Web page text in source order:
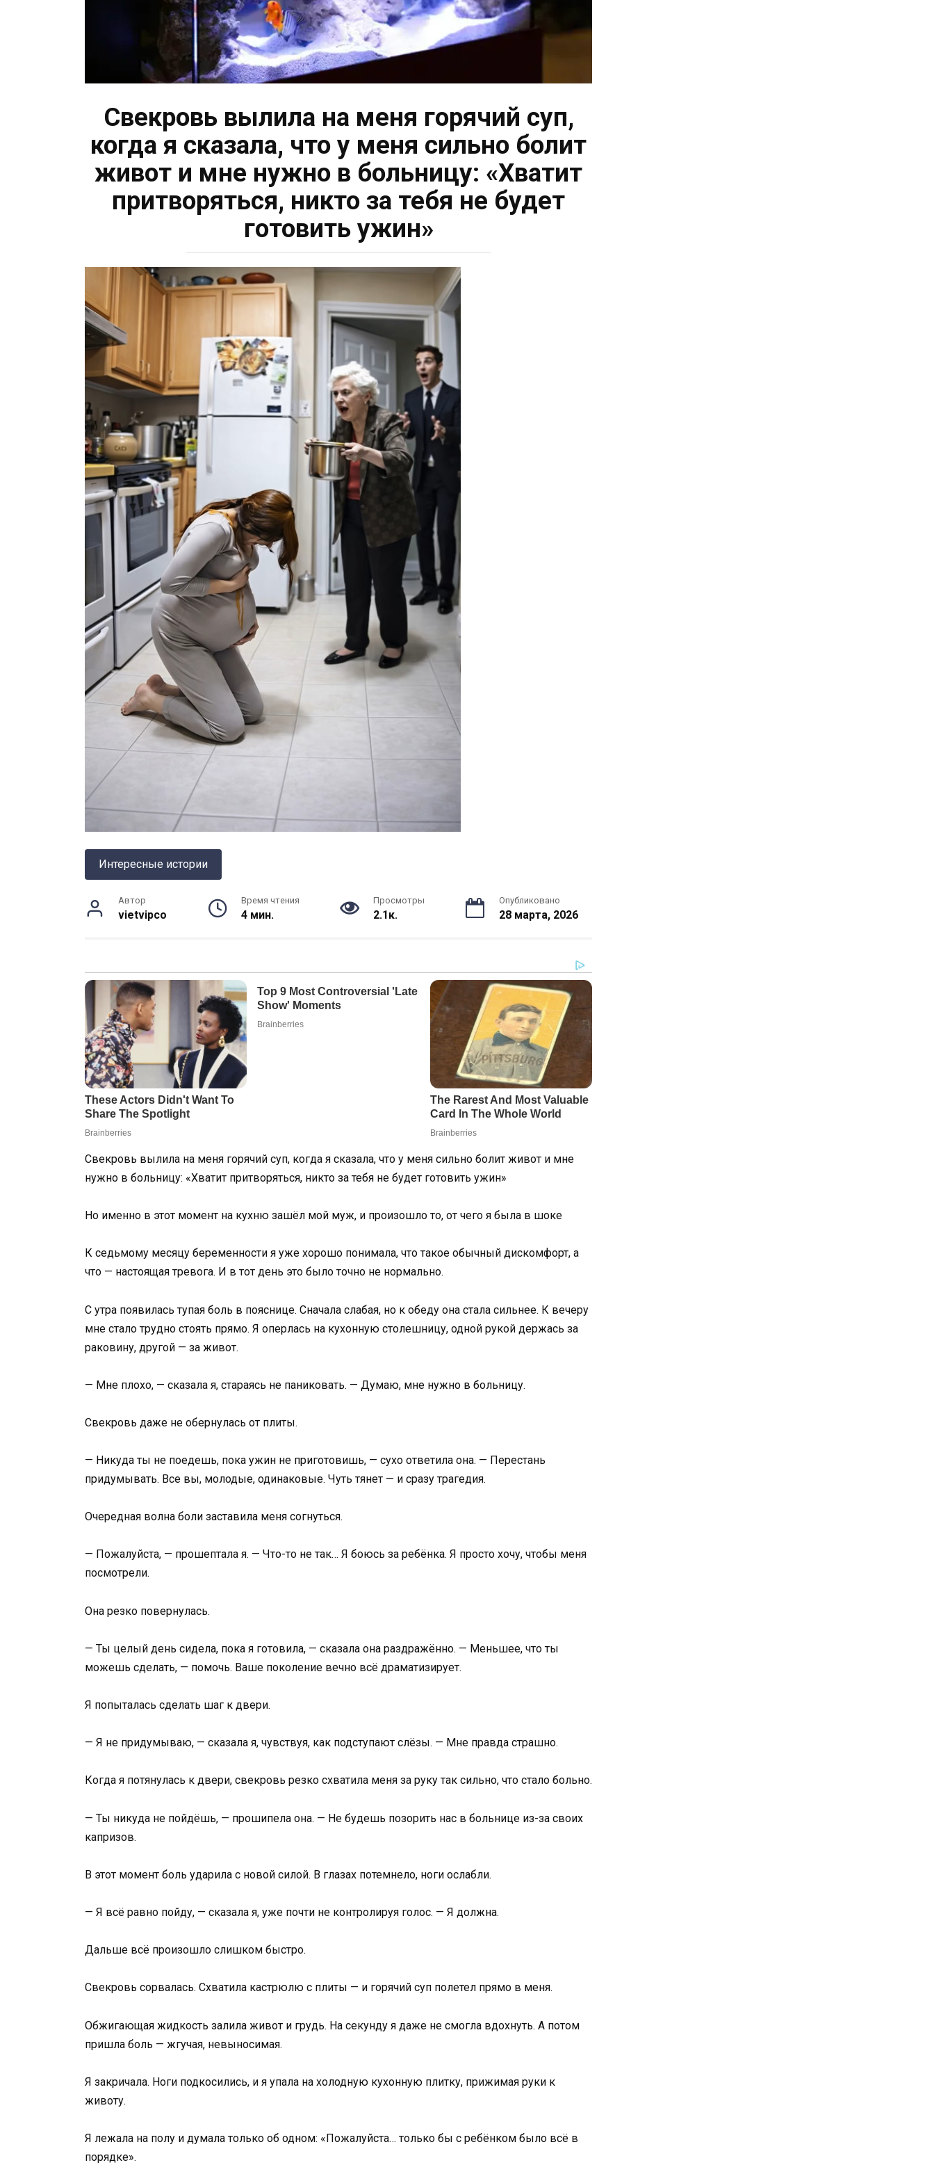
Свекровь вылила на меня горячий суп,
когда я сказала, что у меня сильно болит
живот и мне нужно в больницу: «Хватит
притворяться, никто за тебя не будет
готовить ужин»
Интересные истории
Автор
vietvipco
Время чтения
4 мин.
Просмотры
2.1к.
Опубликовано
28 марта, 2026
Свекровь вылила на меня горячий суп, когда я сказала, что у меня сильно болит живот и мне
нужно в больницу: «Хватит притворяться, никто за тебя не будет готовить ужин»
Но именно в этот момент на кухню зашёл мой муж, и произошло то, от чего я была в шоке
К седьмому месяцу беременности я уже хорошо понимала, что такое обычный дискомфорт, а
что — настоящая тревога. И в тот день это было точно не нормально.
С утра появилась тупая боль в пояснице. Сначала слабая, но к обеду она стала сильнее. К вечеру
мне стало трудно стоять прямо. Я оперлась на кухонную столешницу, одной рукой держась за
раковину, другой — за живот.
— Мне плохо, — сказала я, стараясь не паниковать. — Думаю, мне нужно в больницу.
Свекровь даже не обернулась от плиты.
— Никуда ты не поедешь, пока ужин не приготовишь, — сухо ответила она. — Перестань
придумывать. Все вы, молодые, одинаковые. Чуть тянет — и сразу трагедия.
Очередная волна боли заставила меня согнуться.
— Пожалуйста, — прошептала я. — Что-то не так… Я боюсь за ребёнка. Я просто хочу, чтобы меня
посмотрели.
Она резко повернулась.
— Ты целый день сидела, пока я готовила, — сказала она раздражённо. — Меньшее, что ты
можешь сделать, — помочь. Ваше поколение вечно всё драматизирует.
Я попыталась сделать шаг к двери.
— Я не придумываю, — сказала я, чувствуя, как подступают слёзы. — Мне правда страшно.
Когда я потянулась к двери, свекровь резко схватила меня за руку так сильно, что стало больно.
— Ты никуда не пойдёшь, — прошипела она. — Не будешь позорить нас в больнице из-за своих
капризов.
В этот момент боль ударила с новой силой. В глазах потемнело, ноги ослабли.
— Я всё равно пойду, — сказала я, уже почти не контролируя голос. — Я должна.
Дальше всё произошло слишком быстро.
Свекровь сорвалась. Схватила кастрюлю с плиты — и горячий суп полетел прямо в меня.
Обжигающая жидкость залила живот и грудь. На секунду я даже не смогла вдохнуть. А потом
пришла боль — жгучая, невыносимая.
Я закричала. Ноги подкосились, и я упала на холодную кухонную плитку, прижимая руки к
животу.
Я лежала на полу и думала только об одном: «Пожалуйста… только бы с ребёнком было всё в
порядке».